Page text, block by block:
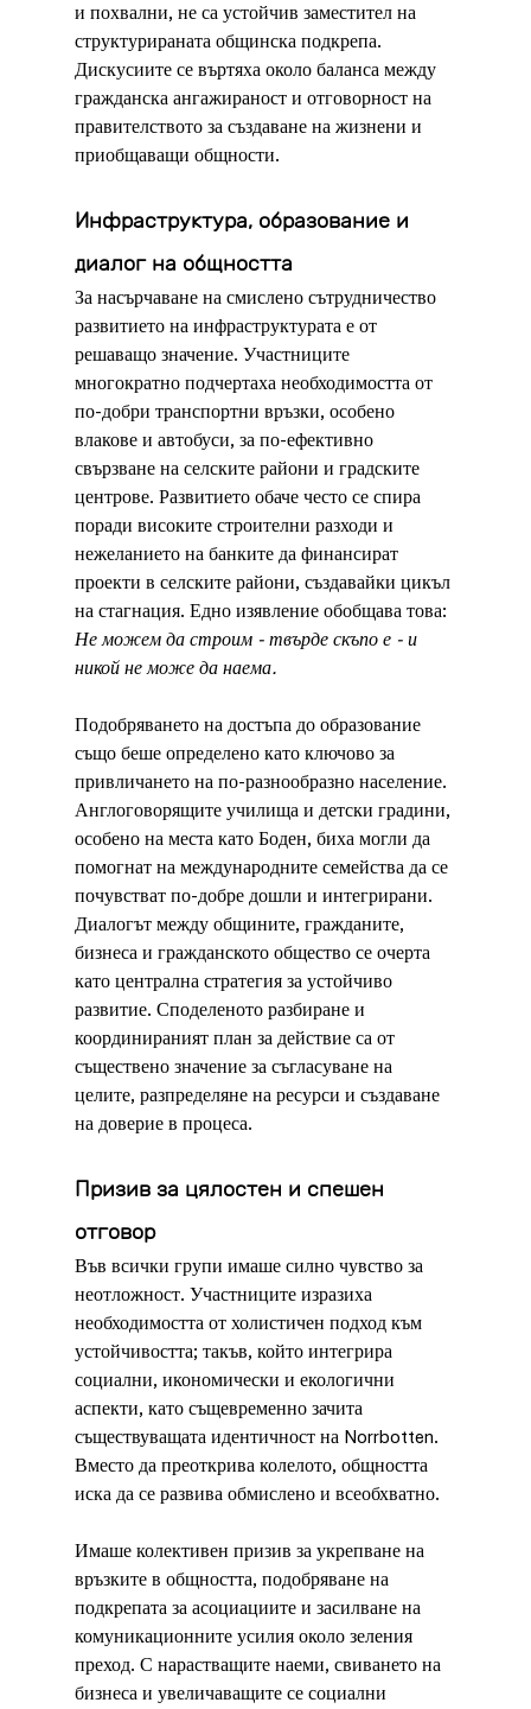
и похвални, не са устойчив заместител на
структурираната общинска подкрепа.
Дискусиите се въртяха около баланса между
гражданска ангажираност и отговорност на
правителството за създаване на жизнени и
приобщаващи общности.
Инфраструктура, образование и
диалог на общността
За насърчаване на смислено сътрудничество
развитието на инфраструктурата е от
решаващо значение. Участниците
многократно подчертаха необходимостта от
по-добри транспортни връзки, особено
влакове и автобуси, за по-ефективно
свързване на селските райони и градските
центрове. Развитието обаче често се спира
поради високите строителни разходи и
нежеланието на банките да финансират
проекти в селските райони, създавайки цикъл
на стагнация. Едно изявление обобщава това:
Не можем да строим - твърде скъпо е - и
никой не може да наема.
Подобряването на достъпа до образование
също беше определено като ключово за
привличането на по-разнообразно население.
Англоговорящите училища и детски градини,
особено на места като Боден, биха могли да
помогнат на международните семейства да се
почувстват по-добре дошли и интегрирани.
Диалогът между общините, гражданите,
бизнеса и гражданското общество се очерта
като централна стратегия за устойчиво
развитие. Споделеното разбиране и
координираният план за действие са от
съществено значение за съгласуване на
целите, разпределяне на ресурси и създаване
на доверие в процеса.
Призив за цялостен и спешен
отговор
Във всички групи имаше силно чувство за
неотложност. Участниците изразиха
необходимостта от холистичен подход към
устойчивостта; такъв, който интегрира
социални, икономически и екологични
аспекти, като същевременно зачита
съществуващата идентичност на Norrbotten.
Вместо да преоткрива колелото, общността
иска да се развива обмислено и всеобхватно.
Имаше колективен призив за укрепване на
връзките в общността, подобряване на
подкрепата за асоциациите и засилване на
комуникационните усилия около зеления
преход. С нарастващите наеми, свиването на
бизнеса и увеличаващите се социални